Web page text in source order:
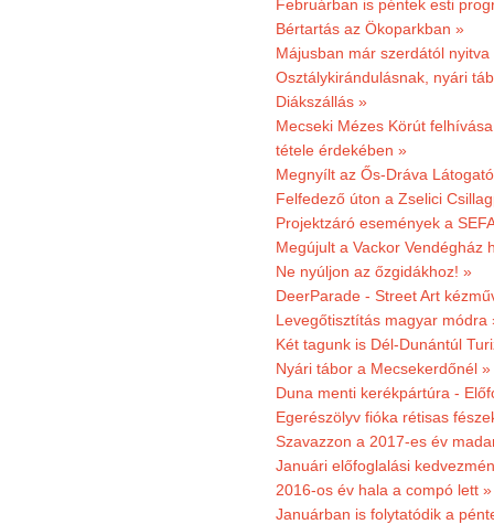
Februárban is péntek esti
Bértartás az Ökoparkban »
Májusban már szerdától
Osztálykirándulásnak, nyári
Diákszállás »
Mecseki Mézes Körút
tétele érdekében »
Megnyílt az Ős-Dráva
Felfedező úton a Zselici
Projektzáró események a
Megújult a Vackor Vendégház
Ne nyúljon az őzgidákhoz! »
DeerParade - Street Art
Levegőtisztítás magyar módra
Két tagunk is Dél-Dunántúl
Nyári tábor a Mecsekerdőnél »
Duna menti kerékpártúra -
Egerészölyv fióka rétisas
Szavazzon a 2017-es év
Januári előfoglalási
2016-os év hala a compó lett »
Januárban is folytatódik a